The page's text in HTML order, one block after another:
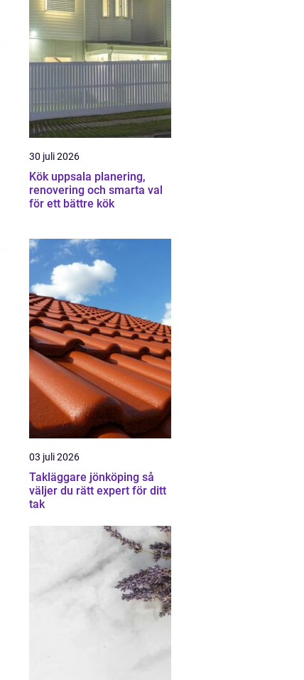
30 juli 2026
Kök uppsala planering,
renovering och smarta val
för ett bättre kök
03 juli 2026
Takläggare jönköping så
väljer du rätt expert för ditt
tak